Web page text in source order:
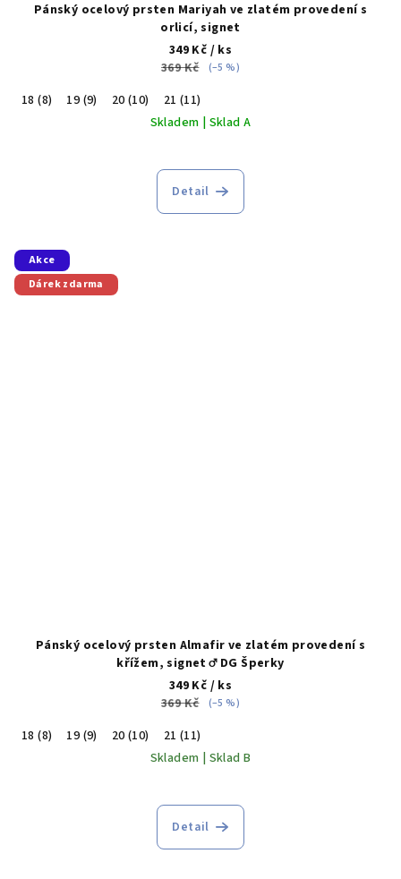
Pánský ocelový prsten Mariyah ve zlatém provedení s
orlicí, signet
349 Kč / ks
369 Kč
(–5 %)
18 (8) 19 (9) 20 (10)
21 (11)
Skladem | Sklad A
Detail
Akce
Dárek zdarma
Pánský ocelový prsten Almafir ve zlatém provedení s
křížem, signet ♂️ DG Šperky
349 Kč / ks
369 Kč
(–5 %)
18 (8) 19 (9) 20 (10)
21 (11)
Skladem | Sklad B
Detail